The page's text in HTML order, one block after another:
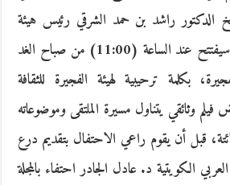
الدكتور راشد بن حمد الشرقي رئيس هيئة
الفجيرة للثقافة والإعلام سيفتتح عند الساعة (11:00) من صباح الغد
بكلمة ترحيبية لهيئة الفجيرة للثقافة
وثائقي يتناول مسيرة الملتقى وموضوعاته
قبل أن يقوم راعي الاحتفال بتقديم درع
الكويتية د. عادل الجادر احتفاء بالمجلة